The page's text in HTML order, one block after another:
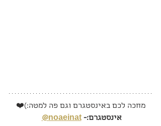
מחכה לכם באינסטגרם וגם פה למטה:)❤️
אינסטגרם:- noaeinat@